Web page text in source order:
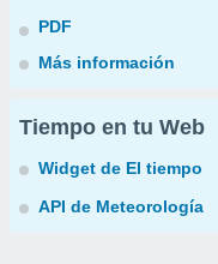
PDF
Más información
Tiempo en tu Web
Widget de El tiempo
API de Meteorología